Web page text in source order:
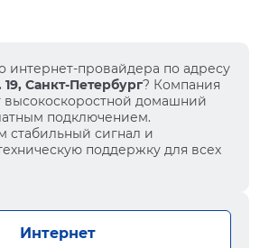
интернет-провайдера по адресу
Санкт-Петербург? Компания
высокоскоростной домашний
подключением.
стабильный сигнал и
поддержку для всех
Интернет